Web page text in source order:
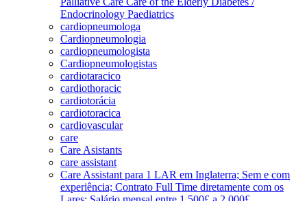
Endocrinology Paediatrics
cardiopneumologa
Cardiopneumologia
cardiopneumologista
Cardiopneumologistas
cardiotaracico
cardiothoracic
cardiotorácia
cardiotoracica
cardiovascular
care
Care Asistants
care assistant
Care Assistant para 1 LAR em Inglaterra; Sem e com
experiência; Contrato Full Time diretamente com os